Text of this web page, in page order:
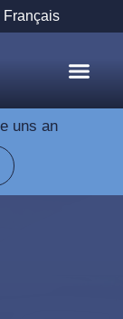
Français
uns an